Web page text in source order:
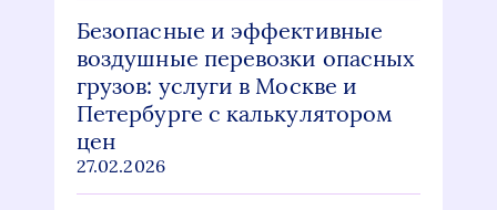
Безопасные и эффективные
воздушные перевозки опасных
грузов: услуги в Москве и
Петербурге с калькулятором
цен
27.02.2026